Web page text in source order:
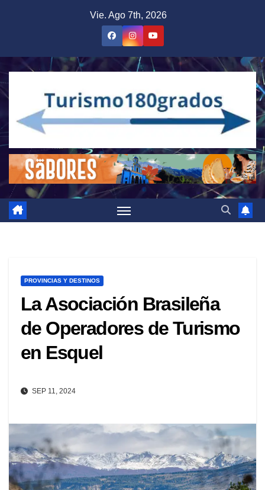
Vie. Ago 7th, 2026
PROVINCIAS Y DESTINOS
La Asociación Brasileña
de Operadores de Turismo
en Esquel
SEP 11, 2024